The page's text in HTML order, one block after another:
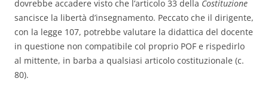
dovrebbe accadere visto che l’articolo 33 della Costituzione
sancisce la libertà d’insegnamento. Peccato che il dirigente,
con la legge 107, potrebbe valutare la didattica del docente
in questione non compatibile col proprio POF e rispedirlo
al mittente, in barba a qualsiasi articolo costituzionale (c.
80).